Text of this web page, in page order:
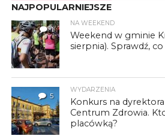
NAJPOPULARNIEJSZE
1
NA WEEKEND
Weekend w gminie
sierpnia). Sprawdź,
5
WYDARZENIA
Konkurs na
Centrum Zdrowia.
placówką?